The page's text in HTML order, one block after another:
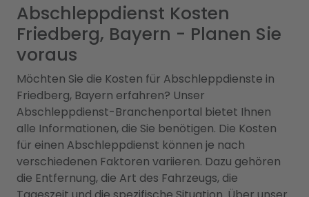
Abschleppdienst Kosten
Friedberg, Bayern - Planen Sie
voraus
Möchten Sie die Kosten für Abschleppdienste in
Friedberg, Bayern erfahren? Unser
Abschleppdienst-Branchenportal bietet Ihnen
alle Informationen, die Sie benötigen. Die Kosten
für einen Abschleppdienst können je nach
verschiedenen Faktoren variieren. Dazu gehören
die Entfernung, die Art des Fahrzeugs, die